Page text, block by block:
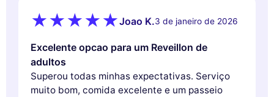
Joao K.3 de janeiro de 2026
Excelente opcao para um Reveillon de
adultos
Superou todas minhas expectativas. Serviço
muito bom, comida excelente e um passeio